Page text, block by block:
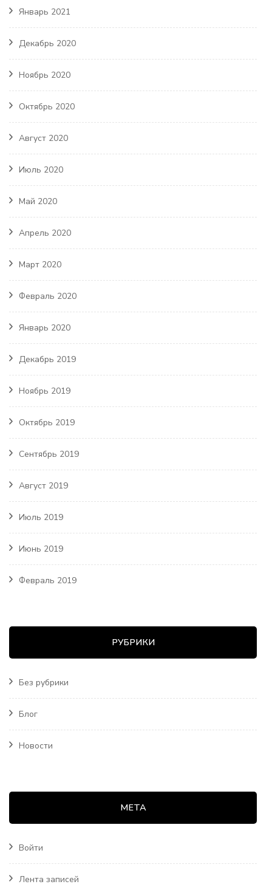
Январь 2021
Декабрь 2020
Ноябрь 2020
Октябрь 2020
Август 2020
Июль 2020
Май 2020
Апрель 2020
Март 2020
Февраль 2020
Январь 2020
Декабрь 2019
Ноябрь 2019
Октябрь 2019
Сентябрь 2019
Август 2019
Июль 2019
Июнь 2019
Февраль 2019
РУБРИКИ
Без рубрики
Блог
Новости
МЕТА
Войти
Лента записей